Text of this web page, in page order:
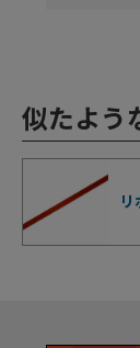
似たよう